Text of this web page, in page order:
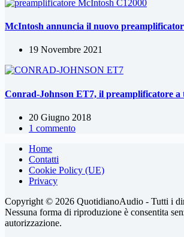
McIntosh annuncia il nuovo
19 Novembre 2021
Conrad-Johnson ET7, il preamplificatore a
20 Giugno 2018
1 commento
Home
Contatti
Cookie Policy (UE)
Privacy
Copyright © 2026 QuotidianoAudio - Tutti i
Nessuna forma di riproduzione è consentita
autorizzazione.